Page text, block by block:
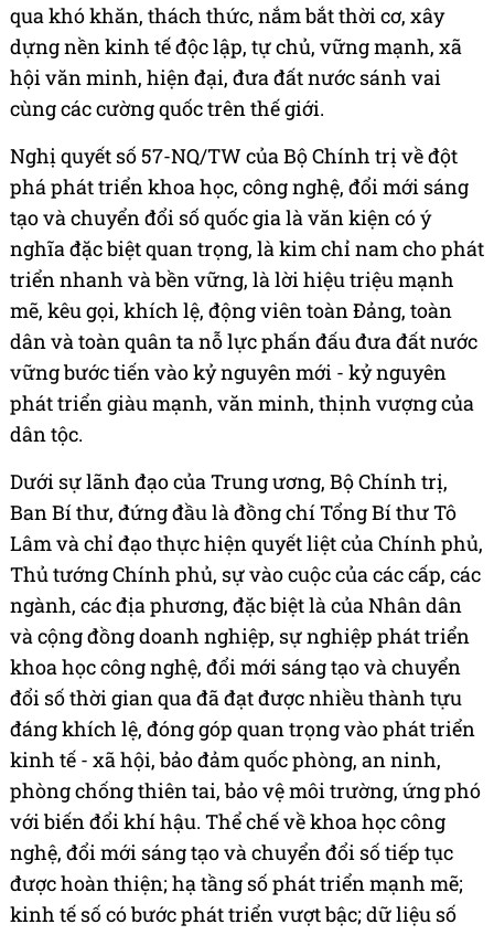
qua khó khăn, thách thức, nắm bắt thời cơ, xây
dựng nền kinh tế độc lập, tự chủ, vững mạnh, xã
hội văn minh, hiện đại, đưa đất nước sánh vai
cùng các cường quốc trên thế giới.
Nghị quyết số 57-NQ/TW của Bộ Chính trị về đột
phá phát triển khoa học, công nghệ, đổi mới sáng
tạo và chuyển đổi số quốc gia là văn kiện có ý
nghĩa đặc biệt quan trọng, là kim chỉ nam cho phát
triển nhanh và bền vững, là lời hiệu triệu mạnh
mẽ, kêu gọi, khích lệ, động viên toàn Đảng, toàn
dân và toàn quân ta nỗ lực phấn đấu đưa đất nước
vững bước tiến vào kỷ nguyên mới - kỷ nguyên
phát triển giàu mạnh, văn minh, thịnh vượng của
dân tộc.
Dưới sự lãnh đạo của Trung ương, Bộ Chính trị,
Ban Bí thư, đứng đầu là đồng chí Tổng Bí thư Tô
Lâm và chỉ đạo thực hiện quyết liệt của Chính phủ,
Thủ tướng Chính phủ, sự vào cuộc của các cấp, các
ngành, các địa phương, đặc biệt là của Nhân dân
và cộng đồng doanh nghiệp, sự nghiệp phát triển
khoa học công nghệ, đổi mới sáng tạo và chuyển
đổi số thời gian qua đã đạt được nhiều thành tựu
đáng khích lệ, đóng góp quan trọng vào phát triển
kinh tế - xã hội, bảo đảm quốc phòng, an ninh,
phòng chống thiên tai, bảo vệ môi trường, ứng phó
với biến đổi khí hậu. Thể chế về khoa học công
nghệ, đổi mới sáng tạo và chuyển đổi số tiếp tục
được hoàn thiện; hạ tầng số phát triển mạnh mẽ;
kinh tế số có bước phát triển vượt bậc; dữ liệu số